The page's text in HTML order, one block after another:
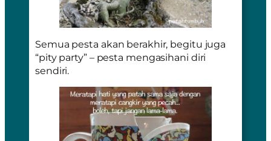
Semua pesta akan berakhir, begitu juga
“pity party”– pesta mengasihani diri
sendiri.